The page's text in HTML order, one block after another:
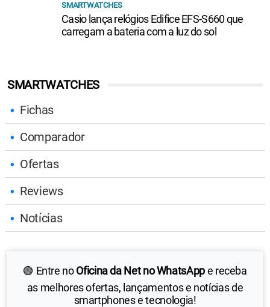
SMARTWATCHES
Fichas
Comparador
Ofertas
Reviews
Notícias
🟢 Entre noOficina da Net no WhatsAppe receba
as melhores ofertas, lançamentos e notícias de
smartphones e tecnologia!
SMARTWATCHES
Casio lança relógios Edifice EFS-S660 que
carregam a bateria com a luz do sol